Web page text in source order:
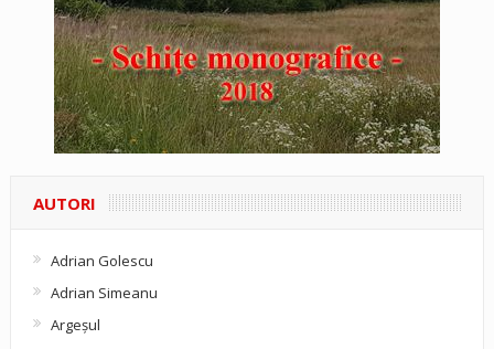
AUTORI
Adrian Golescu
Adrian Simeanu
Argeşul